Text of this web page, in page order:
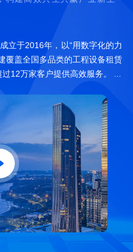
立于2016年，以“用数字化的力
覆盖全国多品类的工程设备租赁
12万家客户提供高效服务。 ...